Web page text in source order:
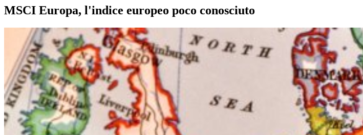
MSCI Europa, l'indice europeo poco conosciuto